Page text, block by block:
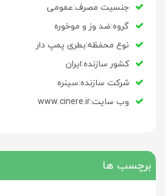
جنسیت مصرف:عمومی
گروه:ضد وز و موخوره
نوع محفظه:بطری پمپ دار
کشور سازنده:ایران
شرکت سازنده:سینره
وب سایت:www.cinere.ir
برچسب ها